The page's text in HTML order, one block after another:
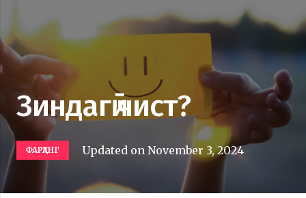
Зиндагӣ чист?
ФАРҲАНГ Updated onNovember 3, 2024